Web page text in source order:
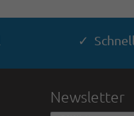
✓
Newsletter